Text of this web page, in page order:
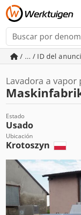
/ ... / ID del
Lavadora a
Estado
Usado
Ubicación
Krotoszyn